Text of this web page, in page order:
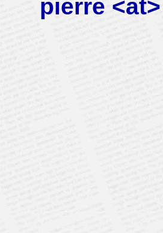
pierre